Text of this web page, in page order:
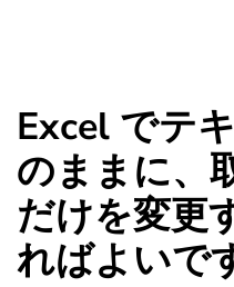
Excel でテ
のままに、
だけを変更
ればよいで